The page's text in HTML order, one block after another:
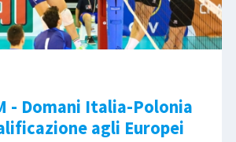
- Domani Italia-Polonia
agli Europei